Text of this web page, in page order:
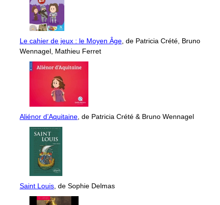
Le cahier de jeux : le Moyen Âge, de Patricia Crété, Bruno
Wennagel, Mathieu Ferret
Aliénor d’Aquitaine, de Patricia Crété & Bruno Wennagel
Saint Louis, de Sophie Delmas